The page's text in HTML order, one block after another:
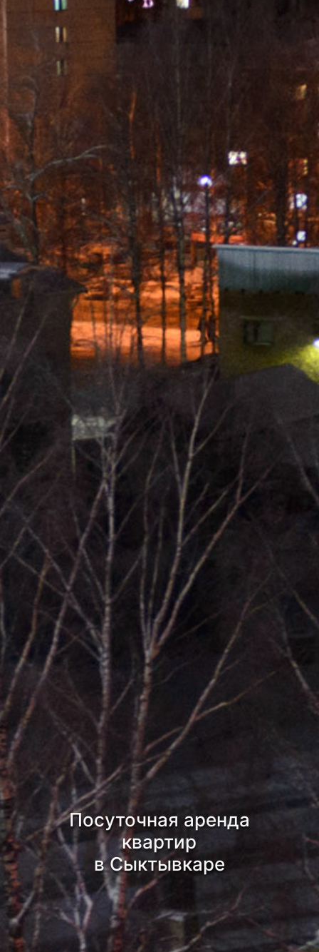
Посуточная аренда
квартир
в Сыктывкаре